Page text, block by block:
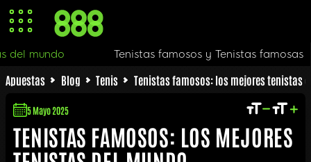
Apuestas Blog Tenis Tenistas famosos: los mejores tenistas
TENISTAS FAMOSOS: LOS MEJORES
5 Mayo 2025
del mundo Tenistas famosos y Tenistas